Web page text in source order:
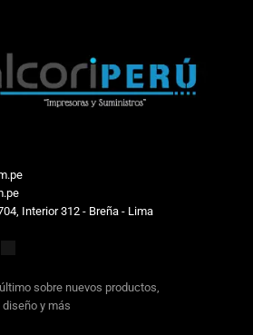
Interior 312 - Breña - Lima
sobre nuevos productos,
y más